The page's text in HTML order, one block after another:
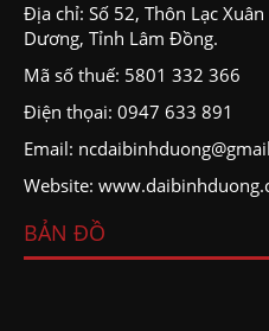
Địa chỉ: Số 52, Thôn Lạc
Dương, Tỉnh Lâm Đồng.
Mã số thuế: 5801 332 366
Điện thọai: 0947 633 891
Email:
Website:
BẢN ĐỒ